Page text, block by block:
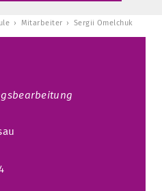
Mitarbeiter Sergii Omelchuk